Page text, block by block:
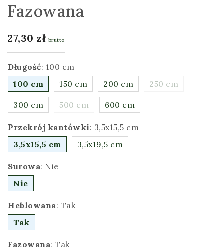
Fazowana
27,30 zł brutto
Długość: 100 cm
100 cm
150 cm 200 cm 250 cm
300 cm 500 cm 600 cm
Przekrój kantówki: 3,5x15,5 cm
3,5x15,5 cm
3,5x19,5 cm
Surowa: Nie
Nie
Heblowana: Tak
Tak
Fazowana: Tak